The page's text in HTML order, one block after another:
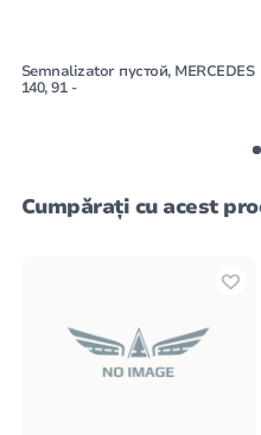
Semnalizator пустой, MERCEDES
140, 91 -
Cumpărați cu acest